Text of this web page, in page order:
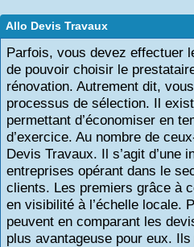
Allo Devis Travaux
Parfois, vous devez effectuer
de pouvoir choisir le
rénovation. Autrement dit,
processus de sélection. Il
permettant d’économiser en
d’exercice. Au nombre de
Devis Travaux. Il s’agit d’une
entreprises opérant dans le
clients. Les premiers grâce à
en visibilité à l’échelle locale.
peuvent en comparant les
plus avantageuse pour eux.